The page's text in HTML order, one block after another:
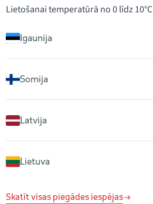
Lietošanai temperatūrā no 0 līdz 10°C
Igaunija
Somija
Latvija
Lietuva
Skatīt visas piegādes iespējas